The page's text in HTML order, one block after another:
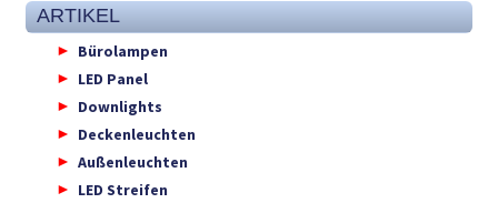
ARTIKEL
Bürolampen
LED Panel
Downlights
Deckenleuchten
Außenleuchten
LED Streifen